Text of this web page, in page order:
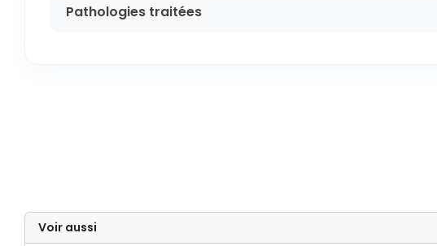
Pathologies traitées
Voir aussi